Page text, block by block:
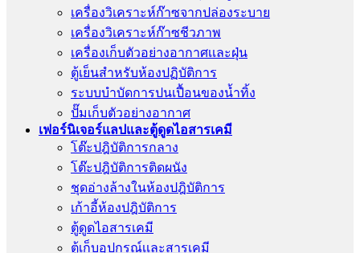
เครื่องวิเคราะห์ก๊าซจากปล่องระบาย
เครื่องวิเคราะห์ก๊าซชีวภาพ
เครื่องเก็บตัวอย่างอากาศเเละฝุ่น
ตู้เย็นสำหรับห้องปฏิบัติการ
ระบบบำบัดการปนเปื้อนของน้ำทิ้ง
ปั๊มเก็บตัวอย่างอากาศ
เฟอร์นิเจอร์แลปและตู้ดูดไอสารเคมี
โต๊ะปฎิบัติการกลาง
โต๊ะปฎิบัติการติดผนัง
ชุดอ่างล้างในห้องปฎิบัติการ
เก้าอี้ห้องปฎิบัติการ
ตู้ดูดไอสารเคมี
ตู้เก็บอุปกรณ์เเละสารเคมี